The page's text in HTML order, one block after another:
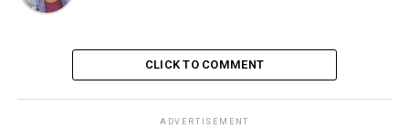
CLICK TO COMMENT
ADVERTISEMENT